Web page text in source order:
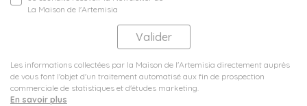
La Maison de l'Artemisia
Les informations collectées par la Maison de l'Artemisia directement auprès
de vous font l'objet d'un traitement automatisé aux fin de prospection
commerciale de statistiques et d'études marketing.
En savoir plus